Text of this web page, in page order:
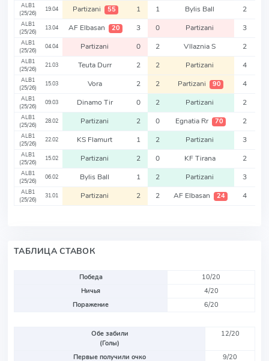
ALB1
(25/26)
19.04 Partizani 55 1 1 Bylis Ball 2
ALB1
(25/26)
13.04 AF Elbasan 20 3 0 Partizani 3
ALB1
(25/26)
04.04 Partizani 0 2 Vllaznia S 2
ALB1
(25/26)
21.03 Teuta Durr 2 2 Partizani 4
ALB1
(25/26)
15.03 Vora 2 2 Partizani 90 4
ALB1
(25/26)
09.03 Dinamo Tir 0 2 Partizani 2
ALB1
(25/26)
28.02 Partizani 2 0 Egnatia Rr 70 2
ALB1
(25/26)
22.02 KS Flamurt 1 2 Partizani 3
ALB1
(25/26)
15.02 Partizani 2 0 KF Tirana 2
ALB1
(25/26)
06.02 Bylis Ball 1 2 Partizani 3
ALB1
(25/26)
31.01 Partizani 2 2 AF Elbasan 24 4
ТАБЛИЦА СТАВОК
Победа
10/20
Ничья
4/20
Поражение
6/20
Обе забили
(Голы)
12/20
Первые получили очко
9/20